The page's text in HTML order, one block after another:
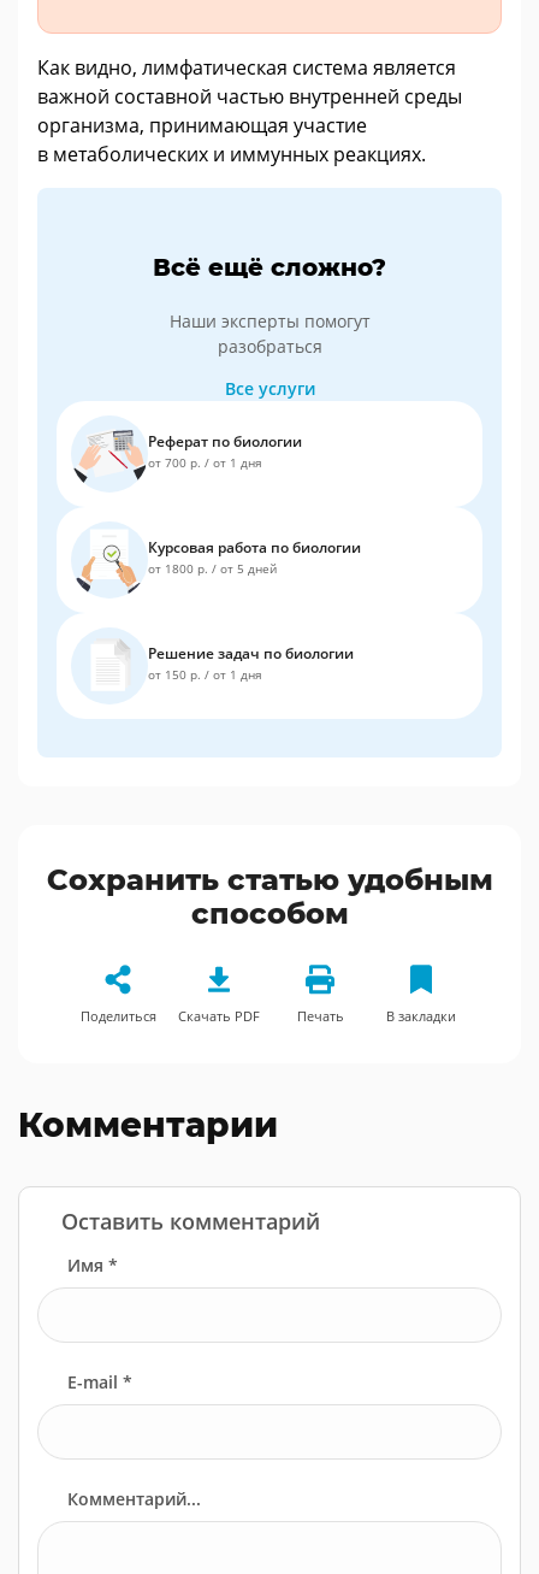
Как видно, лимфатическая система является
важной составной частью внутренней среды
организма, принимающая участие
в метаболических и иммунных реакциях.
Всё ещё сложно?
Наши эксперты помогут
разобраться
Все услуги
Реферат по биологии
от 700 р. / от 1 дня
Курсовая работа по биологии
от 1800 р. / от 5 дней
Решение задач по биологии
от 150 р. / от 1 дня
Сохранить статью удобным
способом
Поделиться Скачать PDF Печать В закладки
Комментарии
Оставить комментарий
Имя *
E-mail *
Комментарий...